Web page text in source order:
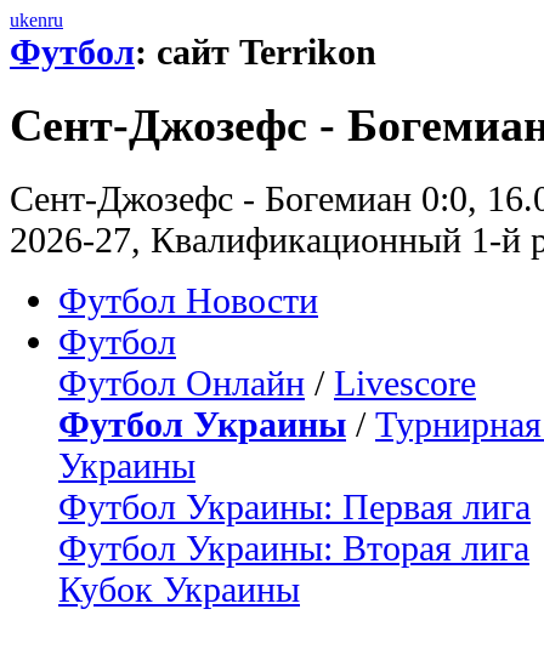
ukenru
Футбол: сайт Terrikon
Сент-Джозефс -
Сент-Джозефс - Богемиан 0:0,
2026-27, Квалификационный 1-й
Футбол Новости
Футбол
Футбол Онлайн / Livescore
Футбол Украины /
Украины
Футбол Украины: Первая лига
Футбол Украины: Вторая лига
Кубок Украины